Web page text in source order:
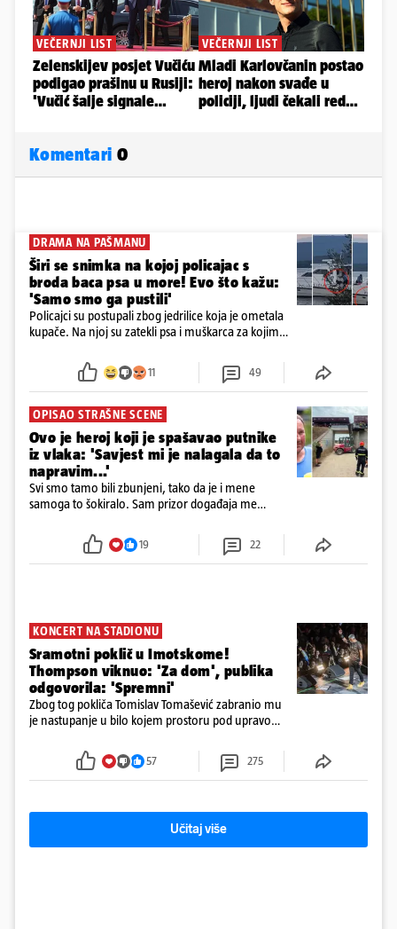
Komentari 0
DRAMA NA PAŠMANU
Širi se snimka na kojoj policajac s
broda baca psa u more! Evo što kažu:
'Samo smo ga pustili'
Policajci su postupali zbog jedrilice koja je ometala
kupače. Na njoj su zatekli psa i muškarca za kojim
ga uhitili, a psa je preuzeo komunalni redar
11 49
OPISAO STRAŠNE SCENE
Ovo je heroj koji je spašavao putnike
iz vlaka: 'Savjest mi je nalagala da to
napravim...'
Svi smo tamo bili zbunjeni, tako da je i mene
samoga to šokiralo. Sam prizor događaja me
19 22
KONCERT NA STADIONU
Sramotni poklič u Imotskome!
Thompson viknuo: 'Za dom', publika
odgovorila: 'Spremni'
Zbog tog pokliča Tomislav Tomašević zabranio mu
je nastupanje u bilo kojem prostoru pod upravom
57 275
Učitaj više